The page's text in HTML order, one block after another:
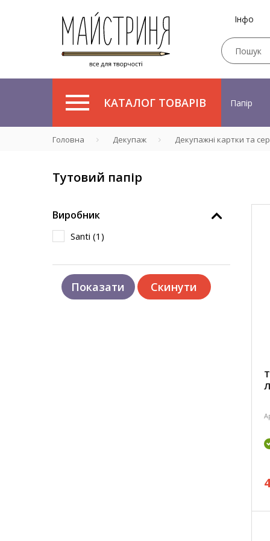
Інфо
КАТАЛОГ ТОВАРІВ Папір
Головна Декупаж Декупажні картки та
Тутовий папір
Виробник
Santi (1 )